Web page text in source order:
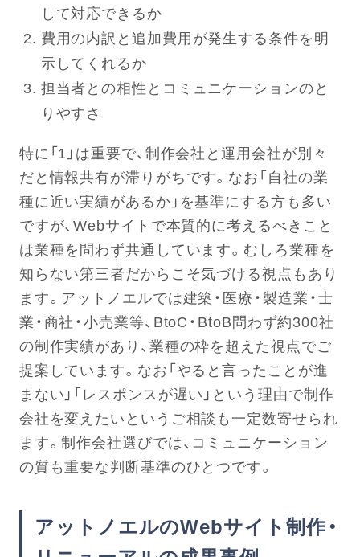
して対応できるか
費用の内訳と追加費用が発生する条件を明
示してくれるか
担当者との相性とコミュニケーションのと
りやすさ
特に「1」は重要で、制作会社と運用会社が別々
だと情報共有が滞りがちです。なお「自社の業
種に近い実績があるか」を基準にする方も多い
ですが、Webサイトで本質的に考えるべきこと
は業種を問わず共通しています。むしろ業種を
知らない第三者だからこそ気づける視点もあり
ます。アットノエルでは建築・医療・製造業・士
業・商社・小売業等、BtoC・BtoB問わず約300社
の制作実績があり、業種の枠を超えた視点でご
提案しています。なお「やると言ったことが進
まない」「レスポンスが遅い」という理由で制作
会社を変えたいというご相談も一定数寄せられ
ます。制作会社選びでは、コミュニケーション
の質も重要な判断基準のひとつです。
アットノエルのWebサイト制作・